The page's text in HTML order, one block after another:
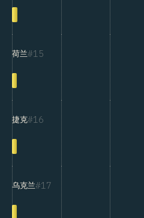
15
荷兰
16
捷克
17
乌克兰